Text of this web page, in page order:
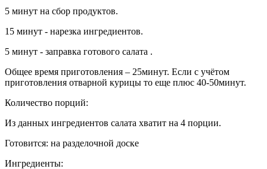
5 минут на сбор продуктов.
15 минут - нарезка ингредиентов.
5 минут - заправка готового салата .
Общее время приготовления – 25минут. Если с учётом
приготовления отварной курицы то еще плюс 40-50минут.
Количество порций:
Из данных ингредиентов салата хватит на 4 порции.
Готовится: на разделочной доске
Ингредиенты: